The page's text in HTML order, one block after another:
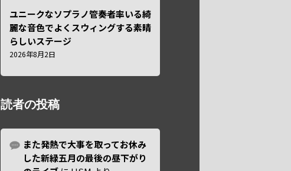
ユニークなソプラノ管奏者率いる綺
麗な音色でよくスウィングする素晴
らしいステージ
2026年8月2日
読者の投稿
また発熱で大事を取ってお休み
した新緑五月の最後の昼下がり